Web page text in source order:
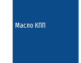
Масло КПП